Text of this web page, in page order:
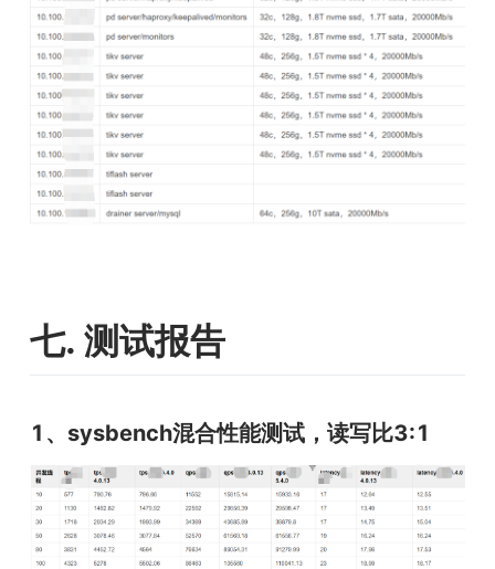
七. 测试报告
1、sysbench混合性能测试，读写比3:1